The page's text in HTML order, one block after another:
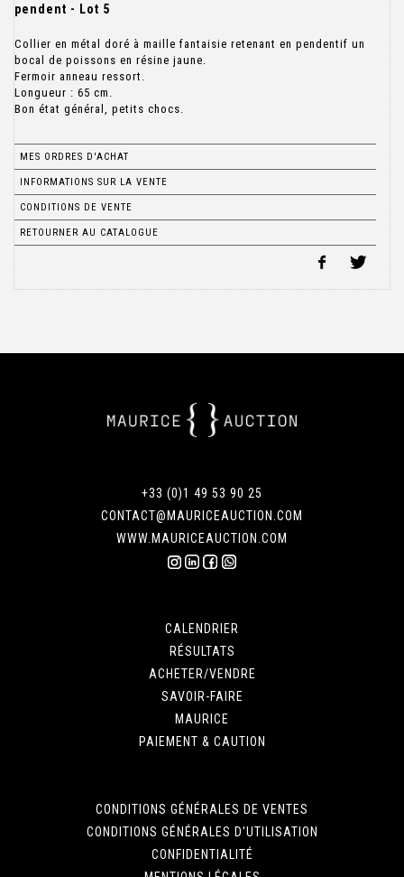
pendent - Lot 5
Collier en métal doré à maille fantaisie retenant en pendentif un
bocal de poissons en résine jaune.
Fermoir anneau ressort.
Longueur : 65 cm.
Bon état général, petits chocs.
MES ORDRES D'ACHAT
INFORMATIONS SUR LA VENTE
CONDITIONS DE VENTE
RETOURNER AU CATALOGUE
+33 (0)1 49 53 90 25
CONTACT@MAURICEAUCTION.COM
WWW.MAURICEAUCTION.COM
CALENDRIER
RÉSULTATS
ACHETER/VENDRE
SAVOIR-FAIRE
MAURICE
PAIEMENT & CAUTION
CONDITIONS GÉNÉRALES DE VENTES
CONDITIONS GÉNÉRALES D'UTILISATION
CONFIDENTIALITÉ